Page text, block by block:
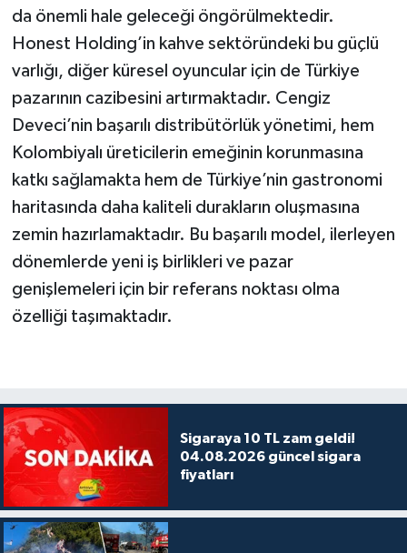
da önemli hale geleceği öngörülmektedir.
Honest Holding’in kahve sektöründeki bu güçlü
varlığı, diğer küresel oyuncular için de Türkiye
pazarının cazibesini artırmaktadır. Cengiz
Deveci’nin başarılı distribütörlük yönetimi, hem
Kolombiyalı üreticilerin emeğinin korunmasına
katkı sağlamakta hem de Türkiye’nin gastronomi
haritasında daha kaliteli durakların oluşmasına
zemin hazırlamaktadır. Bu başarılı model, ilerleyen
dönemlerde yeni iş birlikleri ve pazar
genişlemeleri için bir referans noktası olma
özelliği taşımaktadır.
Sigaraya 10 TL zam geldi!
04.08.2026 güncel sigara
fiyatları